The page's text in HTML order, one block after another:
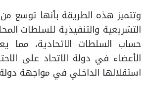
وتتميز هذه الطريقة بأنها توسع
التشريعية والتنفيذية للسلطات
حساب السلطات الاتحادية،
الأعضاء في دولة الاتحاد على
استقلالها الداخلي في مواجهة دولة